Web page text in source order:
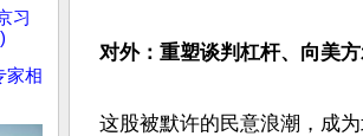
习
家相
对外：重塑谈判杠杆、向美
这股被默许的民意浪潮，成